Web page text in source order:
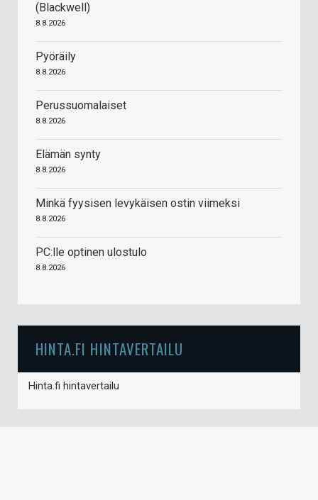
(Blackwell)
8.8.2026
Pyöräily
8.8.2026
Perussuomalaiset
8.8.2026
Elämän synty
8.8.2026
Minkä fyysisen levykäisen ostin viimeksi
8.8.2026
PC:lle optinen ulostulo
8.8.2026
HINTA.FI HINTAVERTAILU
Hinta.fi hintavertailu